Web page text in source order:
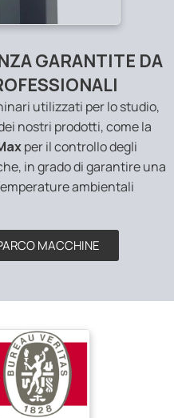
GARANTITE DA
utilizzati per lo studio,
nostri prodotti, come la
per il controllo degli
in grado di garantire una
ambientali
MACCHINE